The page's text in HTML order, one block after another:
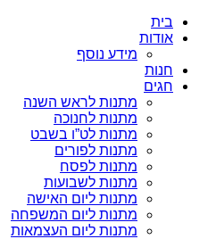
בית
אודות
מידע נוסף
חנות
חגים
מתנות לראש השנה
מתנות לחנוכה
מתנות לט”ו בשבט
מתנות לפורים
מתנות לפסח
מתנות לשבועות
מתנות ליום האישה
מתנות ליום המשפחה
מתנות ליום העצמאות